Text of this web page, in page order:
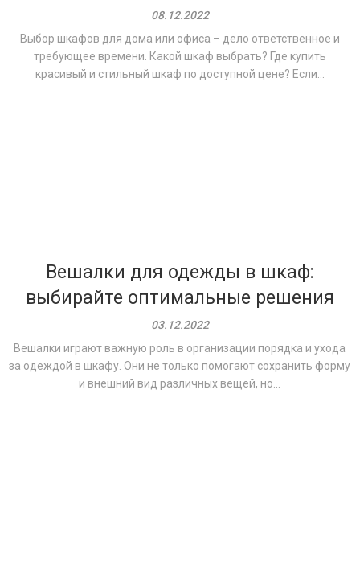
08.12.2022
Выбор шкафов для дома или офиса – дело ответственное и
требующее времени. Какой шкаф выбрать? Где купить
красивый и стильный шкаф по доступной цене? Если...
Вешалки для одежды в шкаф:
выбирайте оптимальные решения
03.12.2022
Вешалки играют важную роль в организации порядка и ухода
за одеждой в шкафу. Они не только помогают сохранить форму
и внешний вид различных вещей, но...